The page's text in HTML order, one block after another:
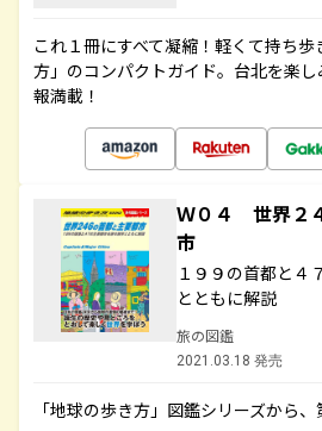
これ１冊にすべて凝縮！軽くて持ち
方」のコンパクトガイド。台北を楽
報満載！
Ｗ０４ 世界２
市
１９９の首都と４
とともに解説
旅の図鑑
2021.03.18 発売
「地球の歩き方」図鑑シリーズから、